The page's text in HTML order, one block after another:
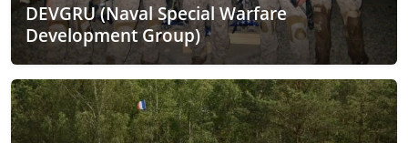
DEVGRU (Naval Special Warfare
Development Group)